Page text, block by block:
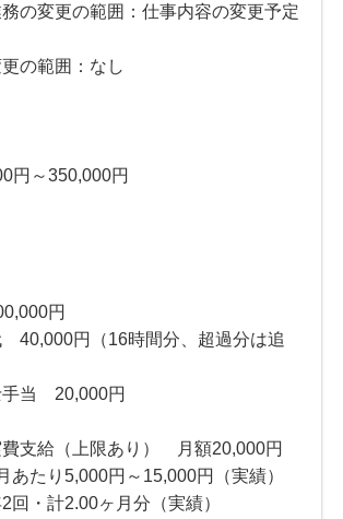
の変更の範囲：仕事内容の変更予定
の範囲：なし
円～350,000円
円
40,000円（16時間分、超過分は追
手当 20,000円
支給（上限あり） 月額20,000円
たり5,000円～15,000円（実績）
・計2.00ヶ月分（実績）